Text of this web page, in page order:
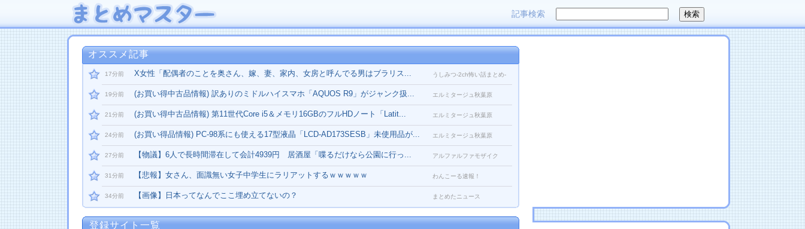
記事検索
オススメ記事
17分前 X女性「配偶者のことを奥さん、嫁、妻、家内、女房と呼んでる男はブラリス... うしみつ-2ch怖い話まとめ-
19分前 (お買い得中古品情報) 訳ありのミドルハイスマホ「AQUOS R9」がジャンク扱... エルミタージュ秋葉原
21分前 (お買い得中古品情報) 第11世代Core i5＆メモリ16GBのフルHDノート「Latit... エルミタージュ秋葉原
24分前 (お買い得品情報) PC-98系にも使える17型液晶「LCD-AD173SESB」未使用品が... エルミタージュ秋葉原
27分前 【物議】6人で長時間滞在して会計4939円 居酒屋「喋るだけなら公園に行っ... アルファルファモザイク
31分前 【悲報】女さん、面識無い女子中学生にラリアットするｗｗｗｗｗ わんこーる速報！
34分前 【画像】日本ってなんでここ埋め立てないの？ まとめたニュース
登録サイト一覧